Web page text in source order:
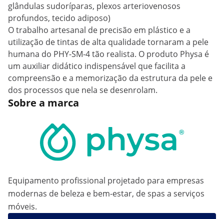
glândulas sudoríparas, plexos arteriovenosos
profundos, tecido adiposo)
O trabalho artesanal de precisão em plástico e a
utilização de tintas de alta qualidade tornaram a pele
humana do PHY-SM-4 tão realista. O produto Physa é
um auxiliar didático indispensável que facilita a
compreensão e a memorização da estrutura da pele e
dos processos que nela se desenrolam.
Sobre a marca
Equipamento profissional projetado para empresas
modernas de beleza e bem-estar, de spas a serviços
móveis.